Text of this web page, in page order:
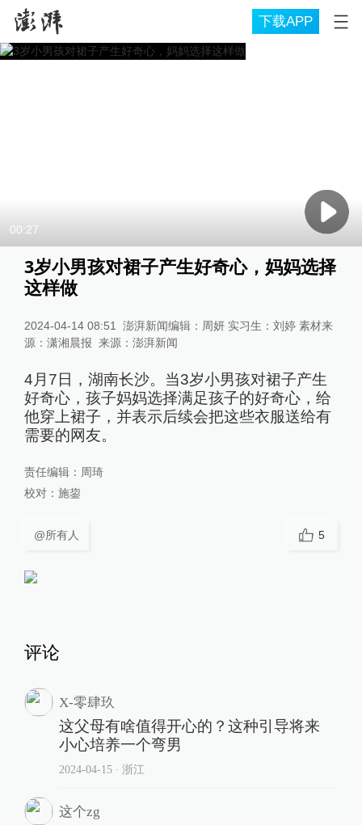
下载APP
00:27
3岁小男孩对裙子产生好奇心，妈妈选择
这样做
2024-04-14 08:51
澎湃新闻编辑：周妍 实习生：刘婷 素材来
源：潇湘晨报 来源： 澎湃新闻
4月7日，湖南长沙。当3岁小男孩对裙子产生
好奇心，孩子妈妈选择满足孩子的好奇心，给
他穿上裙子，并表示后续会把这些衣服送给有
需要的网友。
责任编辑： 周琦
校对： 施鋆
@所有人 5
评论
X-零肆玖
这父母有啥值得开心的？这种引导将来
小心培养一个弯男
2024-04-15∙ 浙江
这个zg